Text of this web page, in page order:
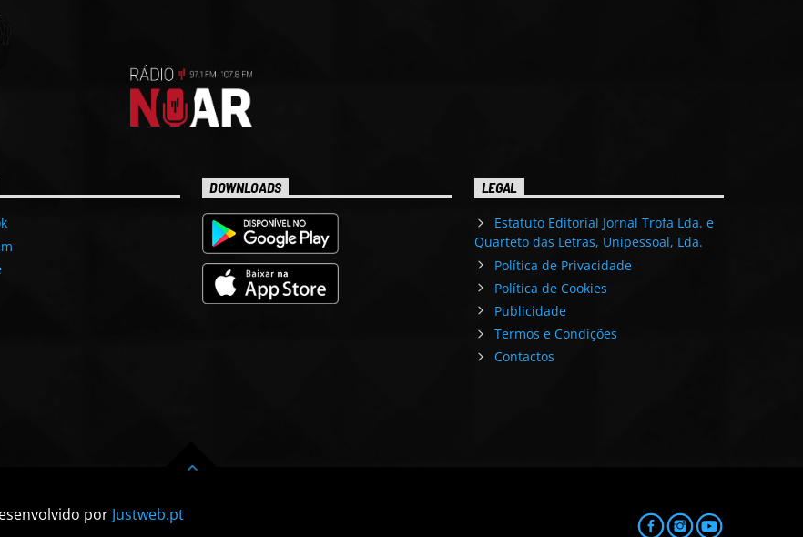
DOWNLOADS LEGAL
Estatuto Editorial Jornal Trofa Lda. e
Quarteto das Letras, Unipessoal, Lda.
Política de Privacidade
Política de Cookies
Publicidade
Termos e Condições
Contactos
por Justweb.pt